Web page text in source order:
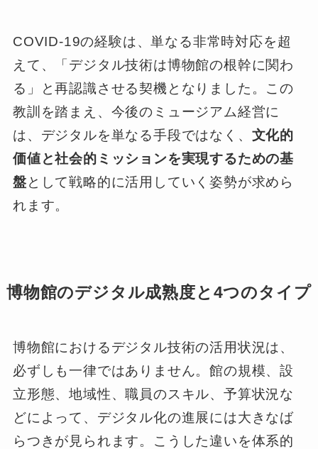
COVID-19の経験は、単なる非常時対応を超
えて、「デジタル技術は博物館の根幹に関わ
る」と再認識させる契機となりました。この
教訓を踏まえ、今後のミュージアム経営に
は、デジタルを単なる手段ではなく、 文化的
価値と社会的ミッションを実現するための基
盤として戦略的に活用していく姿勢が求めら
れます。
博物館のデジタル成熟度と4つのタイプ
博物館におけるデジタル技術の活用状況は、
必ずしも一律ではありません。館の規模、設
立形態、地域性、職員のスキル、予算状況な
どによって、デジタル化の進展には大きなば
らつきが見られます。こうした違いを体系的